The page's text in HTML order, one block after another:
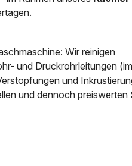
News & Aktuelles
Wir reinigen
und Druckrohrleitungen
und
und dennoch preiswerten